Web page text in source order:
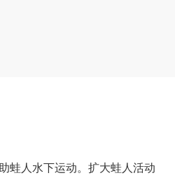
蛙人水下运动。扩大蛙人活动